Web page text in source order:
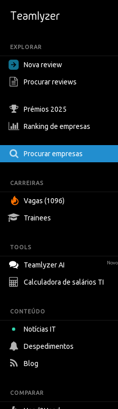
EXPLORAR
Nova review
Procurar reviews
Prémios 2025
Ranking de empresas
Procurar empresas
CARREIRAS
Vagas (1096)
Trainees
TOOLS
Teamlyzer AI
Calculadora de salários TI
CONTEÚDO
Notícias IT
Despedimentos
Blog
COMPARAR